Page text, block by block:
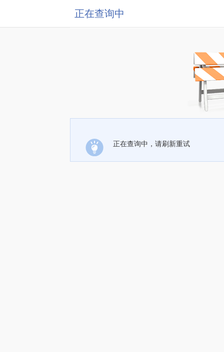
正在查询中
正在查询中，请刷新重试